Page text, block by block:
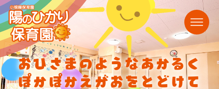
おひさまのようなあかるく
ぽかぽかえがおをとどけて